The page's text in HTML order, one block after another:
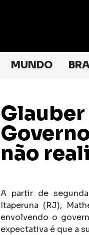
MUNDO
não
A partir de
Itaperuna (RJ),
envolvendo o
expectativa é que a